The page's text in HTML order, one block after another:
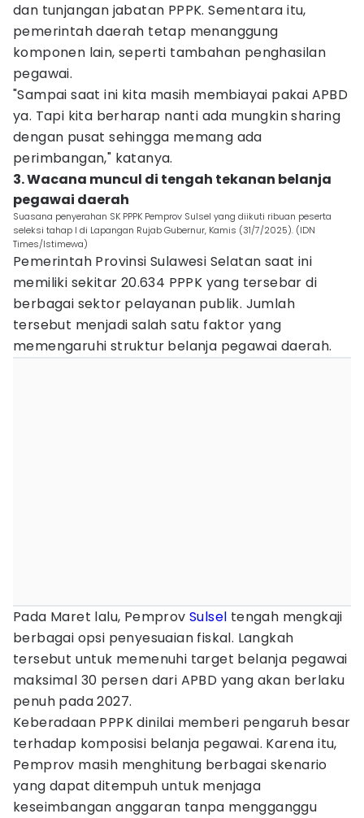
dan tunjangan jabatan PPPK. Sementara itu,
pemerintah daerah tetap menanggung
komponen lain, seperti tambahan penghasilan
pegawai.
"Sampai saat ini kita masih membiayai pakai APBD
ya. Tapi kita berharap nanti ada mungkin sharing
dengan pusat sehingga memang ada
perimbangan," katanya.
3. Wacana muncul di tengah tekanan belanja
pegawai daerah
Suasana penyerahan SK PPPK Pemprov Sulsel yang diikuti ribuan peserta
seleksi tahap I di Lapangan Rujab Gubernur, Kamis (31/7/2025). (IDN
Times/Istimewa)
Pemerintah Provinsi Sulawesi Selatan saat ini
memiliki sekitar 20.634 PPPK yang tersebar di
berbagai sektor pelayanan publik. Jumlah
tersebut menjadi salah satu faktor yang
memengaruhi struktur belanja pegawai daerah.
Pada Maret lalu, Pemprov Sulsel tengah mengkaji
berbagai opsi penyesuaian fiskal. Langkah
tersebut untuk memenuhi target belanja pegawai
maksimal 30 persen dari APBD yang akan berlaku
penuh pada 2027.
Keberadaan PPPK dinilai memberi pengaruh besar
terhadap komposisi belanja pegawai. Karena itu,
Pemprov masih menghitung berbagai skenario
yang dapat ditempuh untuk menjaga
keseimbangan anggaran tanpa mengganggu